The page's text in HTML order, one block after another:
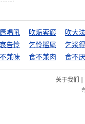
唱吼 吹垢索瘢
吹大
告怜 乞怜摇尾
乞浆
兼味 食不兼肉
关于我们 |